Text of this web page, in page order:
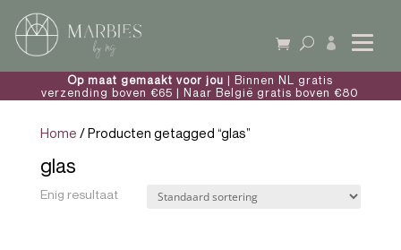

Op maat gemaakt voor jou | Binnen NL gratis
verzending boven €65 | Naar België gratis boven €80
Home / Producten getagged “glas”
glas
Enig resultaat